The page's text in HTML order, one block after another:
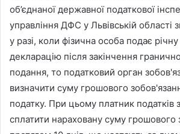
об’єднаної державної податкової
управління ДФС у Львівській області
у разі, коли фізична особа подає
декларацію після закінчення
подання, то податковий орган
визначити суму грошового
податку. При цьому платник податків
сплатити нараховану суму грошового